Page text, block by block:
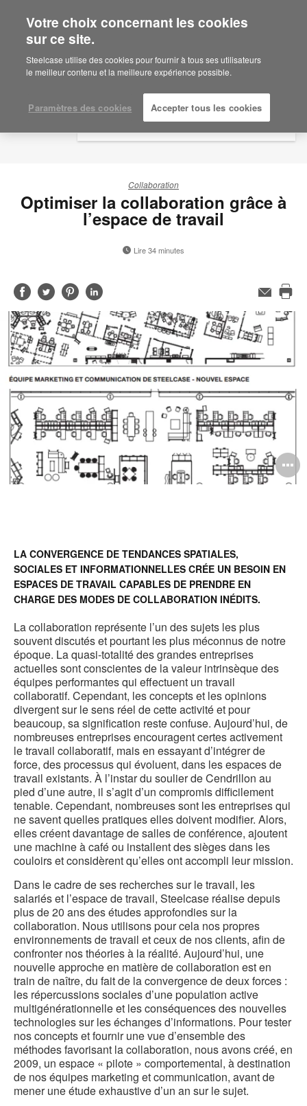
Are you in United States?
Would you like to see Products we sell in
your region?
English
Español
Collaboration
Optimiser la collaboration grâce à
l’espace de travail
Lire 34 minutes
Partager
sur
Facebook
Partager
sur
Twitter
Partager
sur
Pinterest
Partager
sur
LinkedIn
Adresse
contact
LA CONVERGENCE DE TENDANCES SPATIALES,
SOCIALES ET INFORMATIONNELLES CRÉE UN BESOIN EN
ESPACES DE TRAVAIL CAPABLES DE PRENDRE EN
CHARGE DES MODES DE COLLABORATION INÉDITS.
La collaboration représente l’un des sujets les plus
souvent discutés et pourtant les plus méconnus de notre
époque. La quasi-totalité des grandes entreprises
actuelles sont conscientes de la valeur intrinsèque des
équipes performantes qui effectuent un travail
collaboratif. Cependant, les concepts et les opinions
divergent sur le sens réel de cette activité et pour
beaucoup, sa signification reste confuse. Aujourd’hui, de
nombreuses entreprises encouragent certes activement
le travail collaboratif, mais en essayant d’intégrer de
force, des processus qui évoluent, dans les espaces de
travail existants. À l’instar du soulier de Cendrillon au
pied d’une autre, il s’agit d’un compromis difficilement
tenable. Cependant, nombreuses sont les entreprises qui
ne savent quelles pratiques elles doivent modifier. Alors,
elles créent davantage de salles de conférence, ajoutent
une machine à café ou installent des sièges dans les
couloirs et considèrent qu’elles ont accompli leur mission.
Dans le cadre de ses recherches sur le travail, les
salariés et l’espace de travail, Steelcase réalise depuis
plus de 20 ans des études approfondies sur la
collaboration. Nous utilisons pour cela nos propres
environnements de travail et ceux de nos clients, afin de
confronter nos théories à la réalité. Aujourd’hui, une
nouvelle approche en matière de collaboration est en
train de naître, du fait de la convergence de deux forces :
les répercussions sociales d’une population active
multigénérationnelle et les conséquences des nouvelles
technologies sur les échanges d’informations. Pour tester
nos concepts et fournir une vue d’ensemble des
méthodes favorisant la collaboration, nous avons créé, en
2009, un espace « pilote » comportemental, à destination
de nos équipes marketing et communication, avant de
mener une étude exhaustive d’un an sur le sujet.
Votre choix concernant les cookies
sur ce site.
Steelcase utilise des cookies pour fournir à tous ses utilisateurs
le meilleur contenu et la meilleure expérience possible.
Paramètres des cookies Accepter tous les cookies